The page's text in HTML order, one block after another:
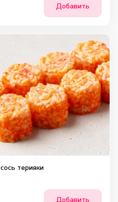
Добавить
терияки
Добавить